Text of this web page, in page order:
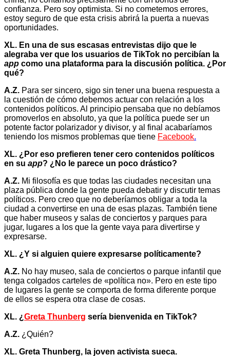
confianza. Pero soy optimista. Si no cometemos errores,
estoy seguro de que esta crisis abrirá la puerta a nuevas
oportunidades.
XL. En una de sus escasas entrevistas dijo que le
alegraba ver que los usuarios de TikTok no percibían la
app como una plataforma para la discusión política. ¿Por
qué?
A.Z. Para ser sincero, sigo sin tener una buena respuesta a
la cuestión de cómo debemos actuar con relación a los
contenidos políticos. Al principio pensaba que no debíamos
promoverlos en absoluto, ya que la política puede ser un
potente factor polarizador y divisor, y al final acabaríamos
teniendo los mismos problemas que tiene Facebook.
XL. ¿Por eso prefieren tener cero contenidos políticos
en su app? ¿No le parece un poco drástico?
A.Z. Mi filosofía es que todas las ciudades necesitan una
plaza pública donde la gente pueda debatir y discutir temas
políticos. Pero creo que no deberíamos obligar a toda la
ciudad a convertirse en una de esas plazas. También tiene
que haber museos y salas de conciertos y parques para
jugar, lugares a los que la gente vaya para divertirse y
expresarse.
XL. ¿Y si alguien quiere expresarse políticamente?
A.Z. No hay museo, sala de conciertos o parque infantil que
tenga colgados carteles de «política no». Pero en este tipo
de lugares la gente se comporta de forma diferente porque
de ellos se espera otra clase de cosas.
XL. ¿Greta Thunberg sería bienvenida en TikTok?
A.Z. ¿Quién?
XL. Greta Thunberg, la joven activista sueca.